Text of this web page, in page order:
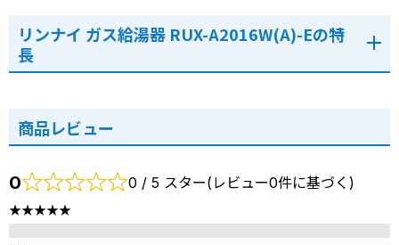
リンナイ ガス給湯器 RUX-A2016W(A)-Eの特
長
商品レビュー
0 0 / 5 スター(レビュー0件に基づく)
★★★★★